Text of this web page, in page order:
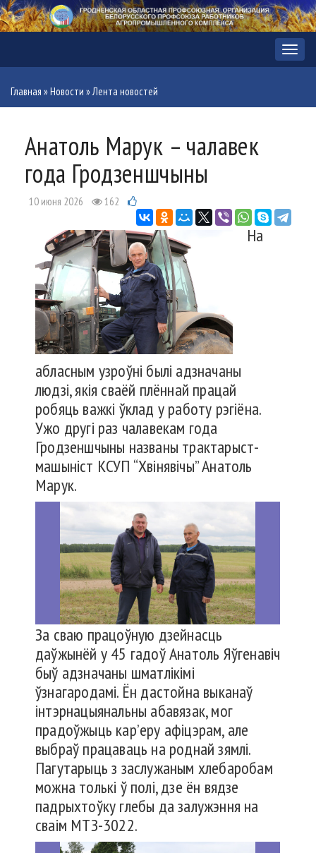
Меню
Главная »Новости »Лента новостей
Анатоль Марук – чалавек
года Гродзеншчыны
10 июня 2026 162
На
абласным узроўні былі адзначаны
людзі, якія сваёй плённай працай
робяць важкі ўклад у работу рэгіёна.
Ужо другі раз чалавекам года
Гродзеншчыны названы трактарыст-
машыніст КСУП “Хвінявічы” Анатоль
Марук.
За сваю працоўную дзейнасць
даўжынёй у 45 гадоў Анатоль Яўгенавіч
быў адзначаны шматлікімі
ўзнагародамі. Ён дастойна выканаў
інтэрнацыянальны абавязак, мог
прадоўжыць кар’еру афіцэрам, але
выбраў працаваць на роднай зямлі.
Пагутарыць з заслужаным хлебаробам
можна толькі ў полі, дзе ён вядзе
падрыхтоўку глебы да залужэння на
сваім МТЗ-3022.